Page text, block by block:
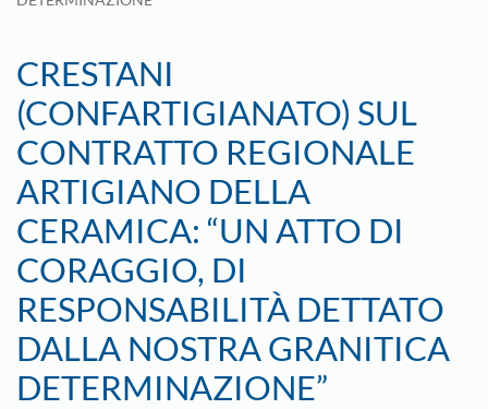
CRESTANI
(CONFARTIGIANATO) SUL
CONTRATTO REGIONALE
ARTIGIANO DELLA
CERAMICA: “UN ATTO DI
CORAGGIO, DI
RESPONSABILITÀ DETTATO
DALLA NOSTRA GRANITICA
DETERMINAZIONE”